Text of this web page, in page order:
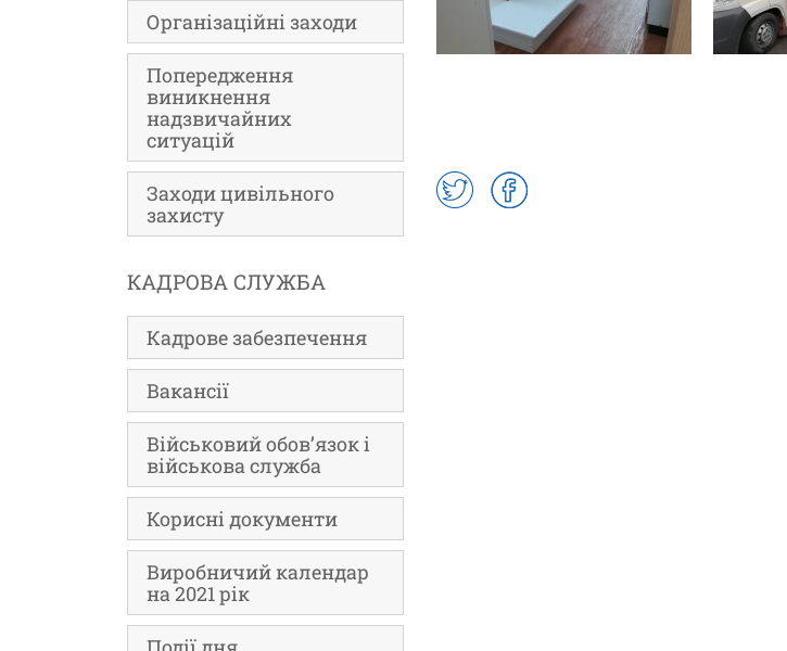
Організаційні заходи
Попередження
виникнення
надзвичайних
ситуацій
Заходи цивільного
захисту
КАДРОВА СЛУЖБА
Кадрове забезпечення
Вакансії
Військовий обов’язок і
військова служба
Корисні документи
Виробничий календар
на 2021 рік